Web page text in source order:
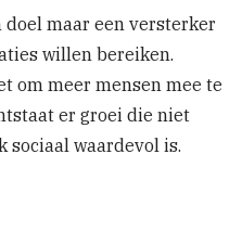
doel maar een versterker
willen bereiken.
om meer mensen mee te
er groei die niet
sociaal waardevol is.